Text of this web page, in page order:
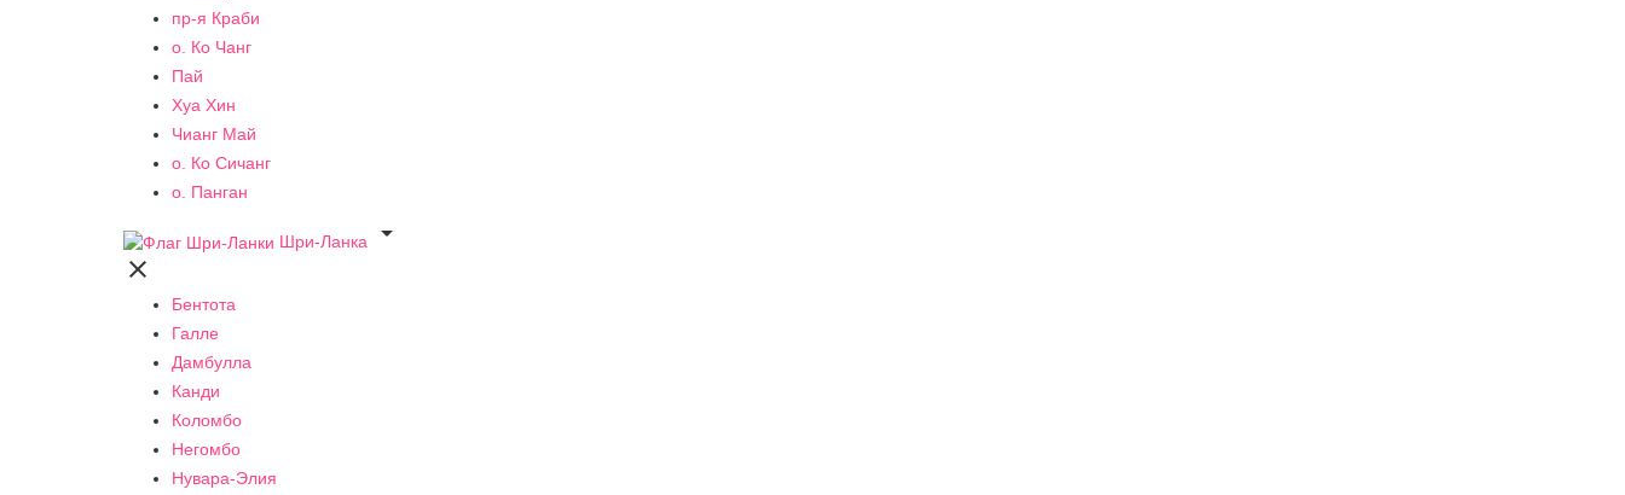
пр-я Краби
о. Ко Чанг
Пай
Хуа Хин
Чианг Май
о. Ко Сичанг
о. Панган
Шри-Ланка


Бентота
Галле
Дамбулла
Канди
Коломбо
Негомбо
Нувара-Элия